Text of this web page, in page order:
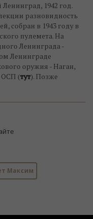
1942 год.
разновидность
собран в 1943 году в
пулемета. На
Ленинграда -
Ленинграде
оружия - Наган,
ОСП (тут). Позже
Максим